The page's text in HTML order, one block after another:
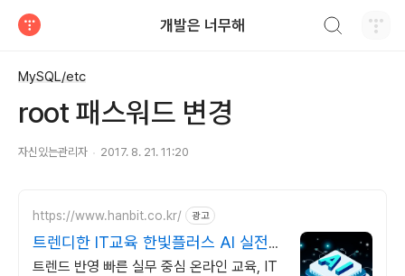
개발은 너무해
MySQL/etc
root 패스워드 변경
자신있는관리자 2017. 8. 21. 11:20
https://www.hanbit.co.kr/ 광고
트렌디한 IT교육 한빛플러스 AI 실전
학습의 정석
트렌드 반영 빠른 실무 중심 온라인 교육, IT